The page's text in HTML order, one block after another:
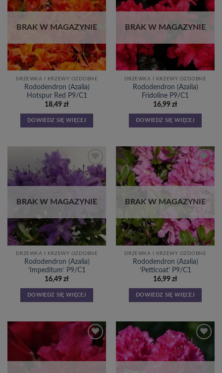
do
listy
BRAK W MAGAZYNIE
DRZEWKA I KRZEWY OZDOBNE
Rododendron (Azalia)
Hotspur Red P9/C1
18,49 zł
DOWIEDZ SIĘ WIĘCEJ
listy
BRAK W MAGAZYNIE
DRZEWKA I KRZEWY OZDOBNE
Rododendron (Azalia)
Fridoline P9/C1
16,99 zł
DOWIEDZ SIĘ WIĘCEJ
Dodaj
do
listy
BRAK W MAGAZYNIE
DRZEWKA I KRZEWY OZDOBNE
Rododendron (Azalia)
‘Impeditum’ P9/C1
16,49 zł
DOWIEDZ SIĘ WIĘCEJ
Dodaj
do
listy
BRAK W MAGAZYNIE
DRZEWKA I KRZEWY OZDOBNE
Rododendron (Azalia)
‘Petticoat’ P9/C1
16,99 zł
DOWIEDZ SIĘ WIĘCEJ
Dodaj
listy
Dodaj
do
listy